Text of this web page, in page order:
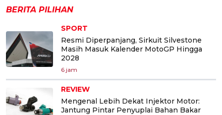
BERITA PILIHAN
SPORT
Resmi Diperpanjang, Sirkuit Silvestone
Masih Masuk Kalender MotoGP Hingga
2028
6 jam
REVIEW
Mengenal Lebih Dekat Injektor Motor:
Jantung Pintar Penyuplai Bahan Bakar